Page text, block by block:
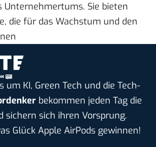
Sie bieten
die für das Wachstum und den
KI, Green Tech und die Tech-
bekommen jeden Tag die
sichern sich ihren Vorsprung.
Glück Apple AirPods gewinnen!